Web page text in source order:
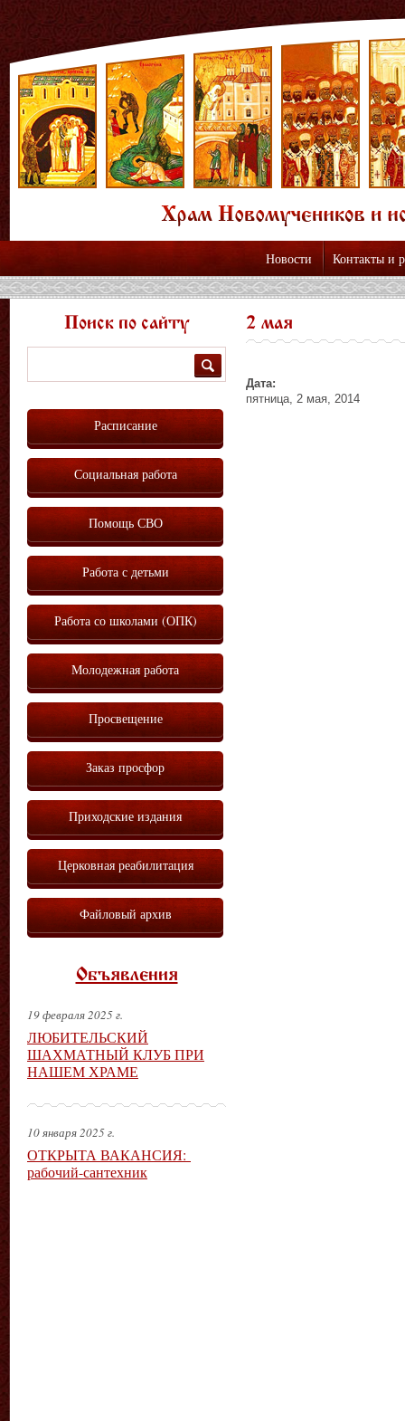
Новости Контакты и
2 мая
Дата:
пятница, 2 мая, 2014
Поиск по сайту
Расписание
Социальная работа
Помощь СВО
Работа с детьми
Работа со школами (ОПК)
Молодежная работа
Просвещение
Заказ просфор
Приходские издания
Церковная реабилитация
Файловый архив
Объявления
19 февраля 2025 г.
ЛЮБИТЕЛЬСКИЙ
ШАХМАТНЫЙ КЛУБ ПРИ
НАШЕМ ХРАМЕ
10 января 2025 г.
ОТКРЫТА ВАКАНСИЯ:
рабочий-сантехник